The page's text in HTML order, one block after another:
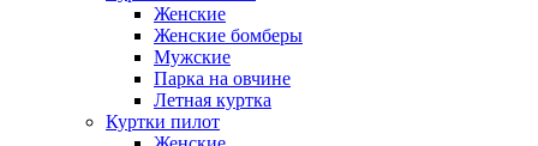
Женские
Женские бомберы
Мужские
Парка на овчине
Летная куртка
Куртки пилот